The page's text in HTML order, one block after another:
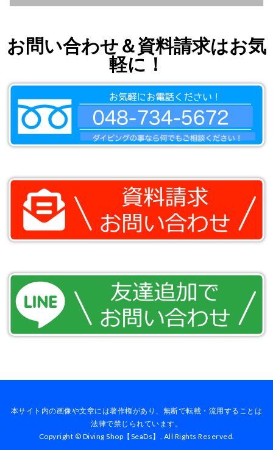
お問い合わせ＆資料請求はお気
軽に！
本サイト内の画像や文章には著作権があり、無断で転載・流用することは
法律で禁じられています。
Copyright © Diving Shop【SeaDs】. All Rights Reserved.